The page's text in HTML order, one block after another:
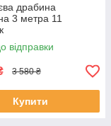
драбина
3 метра 11
відправки
3 580 ₴
Купити